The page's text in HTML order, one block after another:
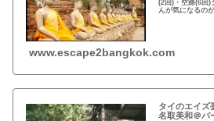
(2回)・空路(6回)
んが気になるの
www.escape2bangkok.com
タイのエイズ
名取美和＠バ